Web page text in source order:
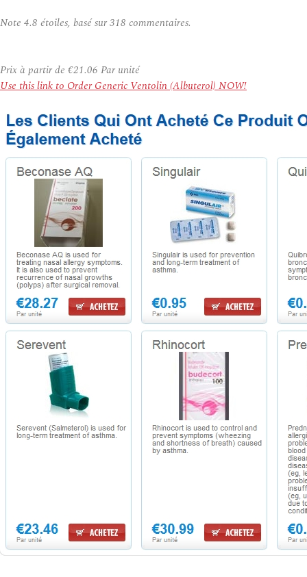
Note 4.8 étoiles, basé sur318 commentaires.
Prix à partir de €21.06 Par unité
Use this link to Order Generic Ventolin (Albuterol) NOW!